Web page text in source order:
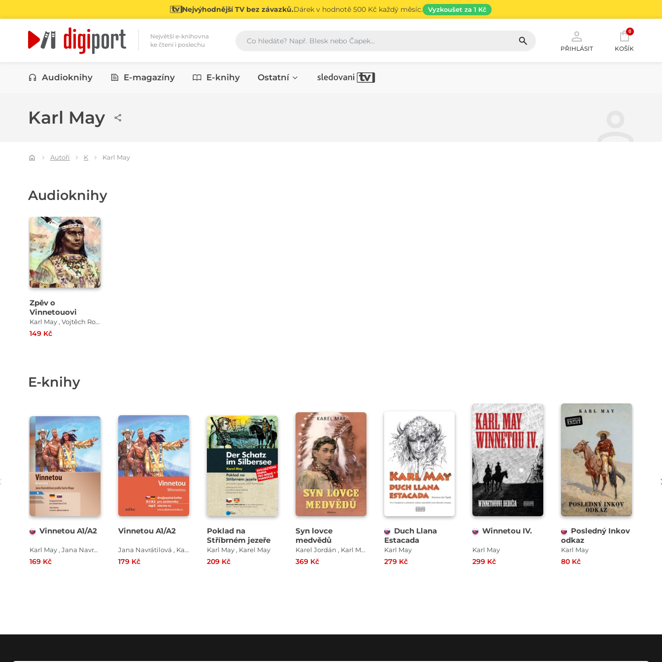
Nejvýhodnější TV bez závazků.Dárek v hodnotě 500 Kč každý měsíc. Vyzkoušet za 1 Kč
Největší e-knihovna
ke čtení i poslechu
Vyhledávání
PŘIHLÁSIT
0
KOŠÍK
Kategorie
Audioknihy E-magazíny E-knihy Ostatní
Karl May
Autoři K Karl May
Audioknihy
Zpěv o
Vinnetouovi
Karl May , Vojtěch Ron , Jiří Prýmek , František Peterka , Miloš Bílek , Vladimír Volek , Jaromír Ptáček
149 Kč
E-knihy
Vinnetou A1/A2
Karl May , Jana Navrátilová , Karel May
169 Kč
Vinnetou A1/A2
Jana Navrátilová , Karl May
179 Kč
Poklad na
Stříbrném jezeře
Karl May , Karel May
209 Kč
Syn lovce
medvědů
Karel Jordán , Karl May
369 Kč
Duch Llana
Estacada
Karl May
279 Kč
Winnetou IV.
Karl May
299 Kč
Posledný Inkov
odkaz
Karl May
80 Kč